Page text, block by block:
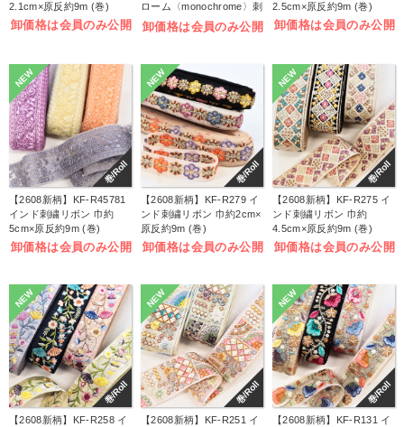
2.1cm×原反約9m (巻)
卸価格は会員のみ公開
ローム〈monochrome〉刺
しゅうキット (袋)
卸価格は会員のみ公開
2.5cm×原反約9m (巻)
卸価格は会員のみ公開
NEW
巻/Roll
【2608新柄】KF-R45781
インド刺繍リボン 巾約
5cm×原反約9m (巻)
卸価格は会員のみ公開
巻/Roll
NEW
【2608新柄】KF-R279 イ
ンド刺繍リボン 巾約2cm×
原反約9m (巻)
卸価格は会員のみ公開
巻/Roll
NEW
【2608新柄】KF-R275 イ
ンド刺繍リボン 巾約
4.5cm×原反約9m (巻)
卸価格は会員のみ公開
NEW
巻/Roll
【2608新柄】KF-R258 イ
NEW
巻/Roll
【2608新柄】KF-R251 イ
NEW
巻/Roll
【2608新柄】KF-R131 イ